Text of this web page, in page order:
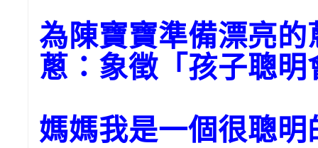
為陳寶寶準備漂亮
蔥：象徵「孩子聰明
媽媽我是一個很聰明